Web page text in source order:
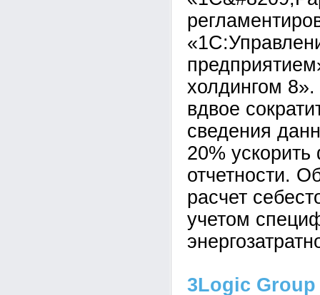
холдингом
вдвое
сведения
20%
отчетности.
расчет
учетом
3Logic Group